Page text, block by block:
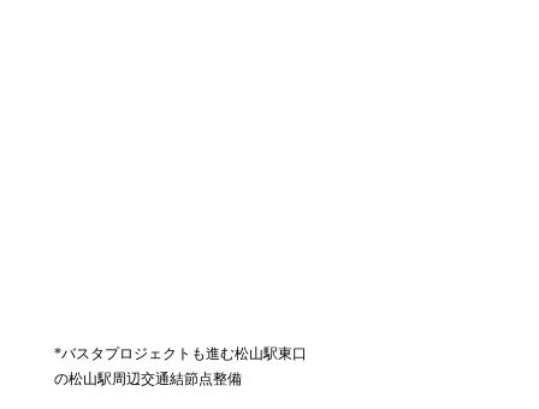
*バスタプロジェクトも進む松山駅東口
の松山駅周辺交通結節点整備